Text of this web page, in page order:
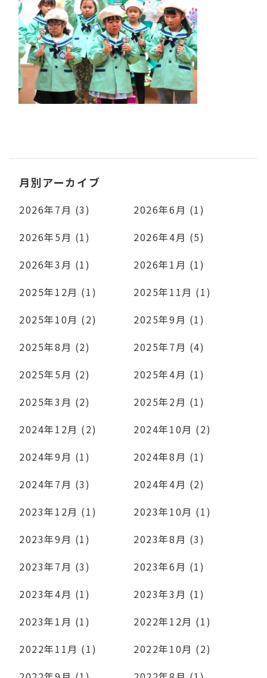
月別アーカイブ
2026年7月 (3)
2026年6月 (1)
2026年5月 (1)
2026年4月 (5)
2026年3月 (1)
2026年1月 (1)
2025年12月 (1)
2025年11月 (1)
2025年10月 (2)
2025年9月 (1)
2025年8月 (2)
2025年7月 (4)
2025年5月 (2)
2025年4月 (1)
2025年3月 (2)
2025年2月 (1)
2024年12月 (2)
2024年10月 (2)
2024年9月 (1)
2024年8月 (1)
2024年7月 (3)
2024年4月 (2)
2023年12月 (1)
2023年10月 (1)
2023年9月 (1)
2023年8月 (3)
2023年7月 (3)
2023年6月 (1)
2023年4月 (1)
2023年3月 (1)
2023年1月 (1)
2022年12月 (1)
2022年11月 (1)
2022年10月 (2)